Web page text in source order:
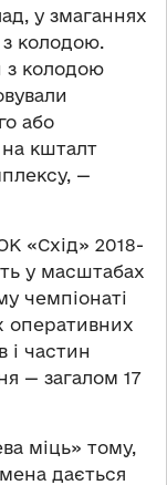
у змаганнях
з колодою.
з колодою
або
кшталт
—
«Схід» 2018-
у масштабах
чемпіонаті
оперативних
і частин
— загалом 17
міць» тому,
дається